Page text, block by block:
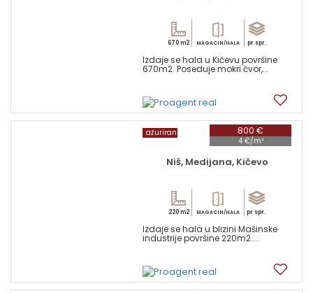
670 m2 MAGACIN/HALA pr spr.
Izdaje se hala u Kičevu površine
670m2. Poseduje mokri čvor,...
800 €
4 €/m²
ažuriran
Niš, Medijana, Kičevo
220 m2 MAGACIN/HALA pr spr.
Izdaje se hala u blizini Mašinske
industrije površine 220m2....